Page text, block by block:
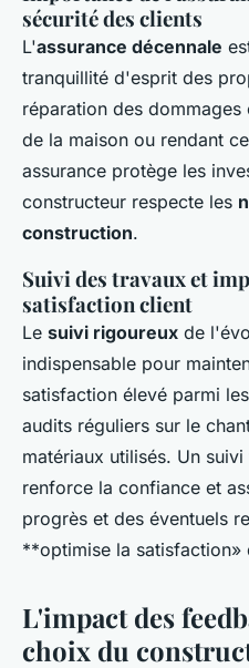
sécurité des clients
L'assurance décennale
tranquillité d'esprit des
réparation des
de la maison ou rendant
assurance protège les
constructeur respecte les
construction.
Suivi des travaux et
satisfaction client
Le suivi rigoureux de
indispensable pour
satisfaction élevé parmi
audits réguliers sur le
matériaux utilisés. Un
renforce la confiance et
progrès et des éventuels
**optimise la satisfaction»
L'impact des
choix du